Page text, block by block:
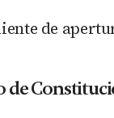
de
de